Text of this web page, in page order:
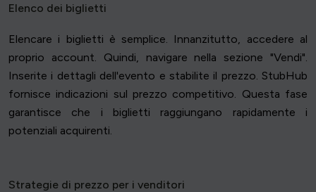
Elenco dei biglietti
Elencare i biglietti è semplice. Innanzitutto, accedere al
proprio account. Quindi, navigare nella sezione "Vendi".
Inserite i dettagli dell'evento e stabilite il prezzo. StubHub
fornisce indicazioni sul prezzo competitivo. Questa fase
garantisce che i biglietti raggiungano rapidamente i
potenziali acquirenti.
Strategie di prezzo per i venditori